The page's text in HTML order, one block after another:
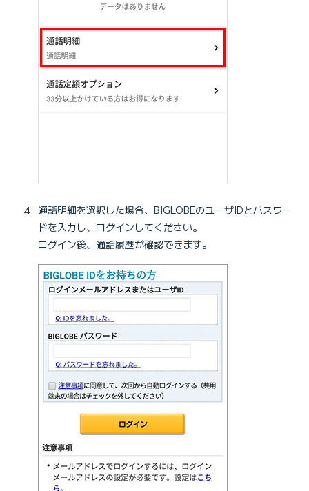
通話明細を選択した場合、BIGLOBEのユーザIDとパスワー
ドを入力し、ログインしてください。
ログイン後、通話履歴が確認できます。